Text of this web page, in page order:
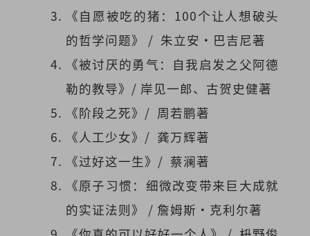
《自愿被吃的猪：100个让人想破头
的哲学问题》 / 朱立安·巴吉尼著
《被讨厌的勇气：自我启发之父阿德
勒的教导》/ 岸见一郎、古贺史健著
《阶段之死》/ 周若鹏著
《人工少女》/ 龚万辉著
《过好这一生》/ 蔡澜著
《原子习惯：细微改变带来巨大成就
的实证法则》 / 詹姆斯·克利尔著